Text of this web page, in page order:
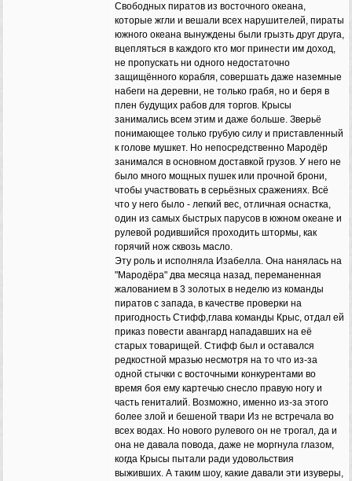
Свободных пиратов из восточного океана,
которые жгли и вешали всех нарушителей, пираты
южного океана вынуждены были грызть друг друга,
вцепляться в каждого кто мог принести им доход,
не пропускать ни одного недостаточно
защищённого корабля, совершать даже наземные
набеги на деревни, не только грабя, но и беря в
плен будущих рабов для торгов. Крысы
занимались всем этим и даже больше. Зверьё
понимающее только грубую силу и приставленный
к голове мушкет. Но непосредственно Мародёр
занимался в основном доставкой грузов. У него не
было много мощных пушек или прочной брони,
чтобы участвовать в серьёзных сражениях. Всё
что у него было - легкий вес, отличная оснастка,
один из самых быстрых парусов в южном океане и
рулевой родившийся проходить штормы, как
горячий нож сквозь масло.
Эту роль и исполняла Изабелла. Она нанялась на
"Мародёра" два месяца назад, переманенная
жалованием в 3 золотых в неделю из команды
пиратов с запада, в качестве проверки на
пригодность Стифф,глава команды Крыс, отдал ей
приказ повести авангард нападавших на её
старых товарищей. Стифф был и оставался
редкостной мразью несмотря на то что из-за
одной стычки с восточными конкурентами во
время боя ему картечью снесло правую ногу и
часть гениталий. Возможно, именно из-за этого
более злой и бешеной твари Из не встречала во
всех водах. Но нового рулевого он не трогал, да и
она не давала повода, даже не моргнула глазом,
когда Крысы пытали ради удовольствия
выживших. А таким шоу, какие давали эти изуверы,